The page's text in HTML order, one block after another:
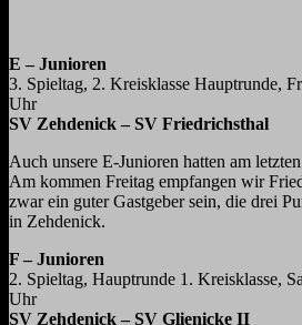
E – Junioren
3. Spieltag, 2. Kreisklasse Hauptrunde,
Uhr
SV Zehdenick – SV Friedrichsthal
Auch unsere E-Junioren hatten am
Am kommen Freitag empfangen wir
zwar ein guter Gastgeber sein, die drei
in Zehdenick.
F – Junioren
2. Spieltag, Hauptrunde 1. Kreisklasse,
Uhr
SV Zehdenick – SV Glienicke II